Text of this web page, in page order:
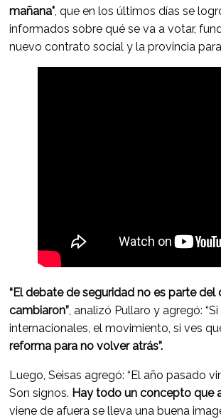
mañana", que en los últimos días se
informados sobre qué se va a votar,
nuevo contrato social y la provincia
“El debate de seguridad no es parte
cambiaron”, analizó Pullaro y agregó:
internacionales, el movimiento, si ves
reforma para no volver atrás”.
Luego, Seisas agregó: “El año pasado
Son signos. Hay todo un concepto que
viene de afuera se lleva una buena